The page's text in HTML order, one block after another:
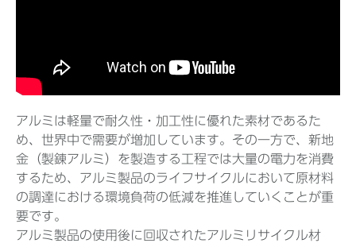
アルミは軽量で耐久性・加工性に優れた素材であるた
め、世界中で需要が増加しています。その一方で、新地
金（製錬アルミ）を製造する工程では大量の電力を消費
するため、アルミ製品のライフサイクルにおいて原材料
の調達における環境負荷の低減を推進していくことが重
要です。
アルミ製品の使用後に回収されたアルミリサイクル材